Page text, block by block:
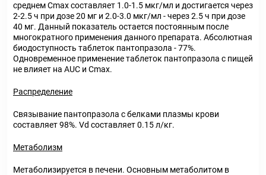
среднем Cmax составляет 1.0-1.5 мкг/мл и достигается через
2-2.5 ч при дозе 20 мг и 2.0-3.0 мкг/мл - через 2.5 ч при дозе
40 мг. Данный показатель остается постоянным после
многократного применения данного препарата. Абсолютная
биодоступность таблеток пантопразола - 77%.
Одновременное применение таблеток пантопразола с пищей
не влияет на AUC и Cmax.
Распределение
Связывание пантопразола с белками плазмы крови
составляет 98%. Vd составляет 0.15 л/кг.
Метаболизм
Метаболизируется в печени. Основным метаболитом в